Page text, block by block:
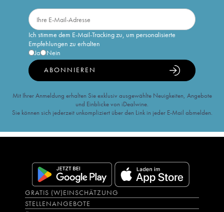
Ich stimme dem E-Mail-Tracking zu, um personalisierte
Empfehlungen zu erhalten
Ja
Nein
ABONNIEREN
Mit Ihrer Anmeldung erhalten Sie exklusiv ausgewählte Neuigkeiten, Angebote
und Einblicke von iDealwine.
Sie können sich jederzeit unkompliziert über den Link in jeder E-Mail abmelden.
GRATIS (W)EINSCHÄTZUNG
STELLENANGEBOTE